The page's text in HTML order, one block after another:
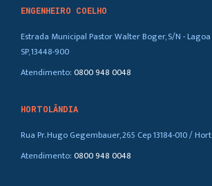
ENGENHEIRO COELHO
Estrada Municipal Pastor Walter Boger, S/N -
SP, 13448-900
Atendimento:0800 948 0048
HORTOLÂNDIA
Rua Pr. Hugo Gegembauer, 265 Cep 13184-010 /
Atendimento:0800 948 0048